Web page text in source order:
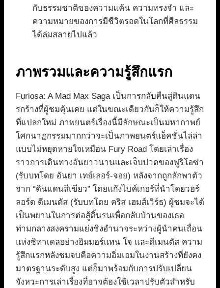
กับธรรมชาติของความแค้น ความทรงจำ และ
ความหมายของการมีชีวิตรอดในโลกที่ศีลธรรม
ได้ล่มสลายไปแล้ว
ภาพรวมและความรู้สึกแรก
Furiosa: A Mad Max Saga เป็นการกลับคืนสู่ดินแดน
รกร้างที่ผู้ชมคุ้นเคย แต่ในขณะเดียวกันก็ให้ความรู้สึก
ที่แปลกใหม่ ภาพยนตร์เรื่องนี้มีลักษณะเป็นมหากาพย์
โศกนาฏกรรมมากกว่าจะเป็นภาพยนตร์แอ็คชั่นไล่ล่า
แบบไม่หยุดหายใจเหมือน Fury Road โดยเล่าเรื่อง
ราวการเดินทางอันยาวนานและเจ็บปวดของฟูริโอซ่า
(รับบทโดย อันยา เทย์เลอร์-จอย) หลังจากถูกลักพาตัว
จาก “ดินแดนสีเขียว” โดยแก๊งไบค์เกอร์ที่นำโดยวอร์
ลอร์ด ดีเมนตัส (รับบทโดย คริส เฮมส์เวิร์ธ) ผู้ชมจะได้
เป็นพยานในการต่อสู้ดิ้นรนเพื่อกลับบ้านของเธอ
ท่ามกลางสงครามแย่งชิงอำนาจระหว่างผู้นำคนเถื่อน
แห่งซิทาเดลอย่างอิมมอร์แทน โจ และดีเมนตัส ความ
รู้สึกแรกหลังชมจบคือความอิ่มเอมในงานสร้างที่ยังคง
มาตรฐานระดับสูง แต่ก็มาพร้อมกับการปรับเปลี่ยน
จังหวะการเล่าเรื่องที่อาจต้องใช้เวลาปรับตัวสำหรับ